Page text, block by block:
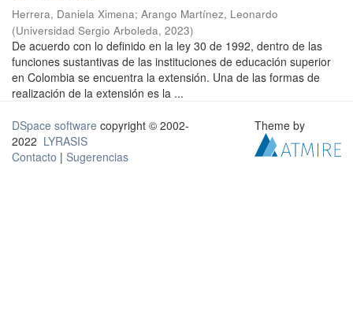
Herrera, Daniela Ximena; Arango Martínez, Leonardo
(Universidad Sergio Arboleda, 2023)
De acuerdo con lo definido en la ley 30 de 1992, dentro de las
funciones sustantivas de las instituciones de educación superior
en Colombia se encuentra la extensión. Una de las formas de
realización de la extensión es la ...
DSpace software copyright © 2002-
2022 LYRASIS
Contacto | Sugerencias
Theme by